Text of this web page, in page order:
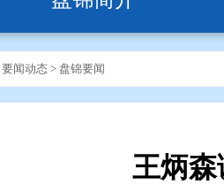
要闻动态 > 盘锦要闻
王炳